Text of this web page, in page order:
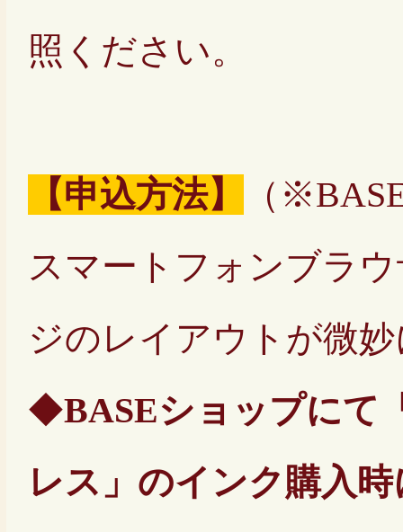
照ください。
【申込方法】
（
スマートフォンブラ
ジのレイアウトが微
◆BASEショップにて
レス」のインク購入